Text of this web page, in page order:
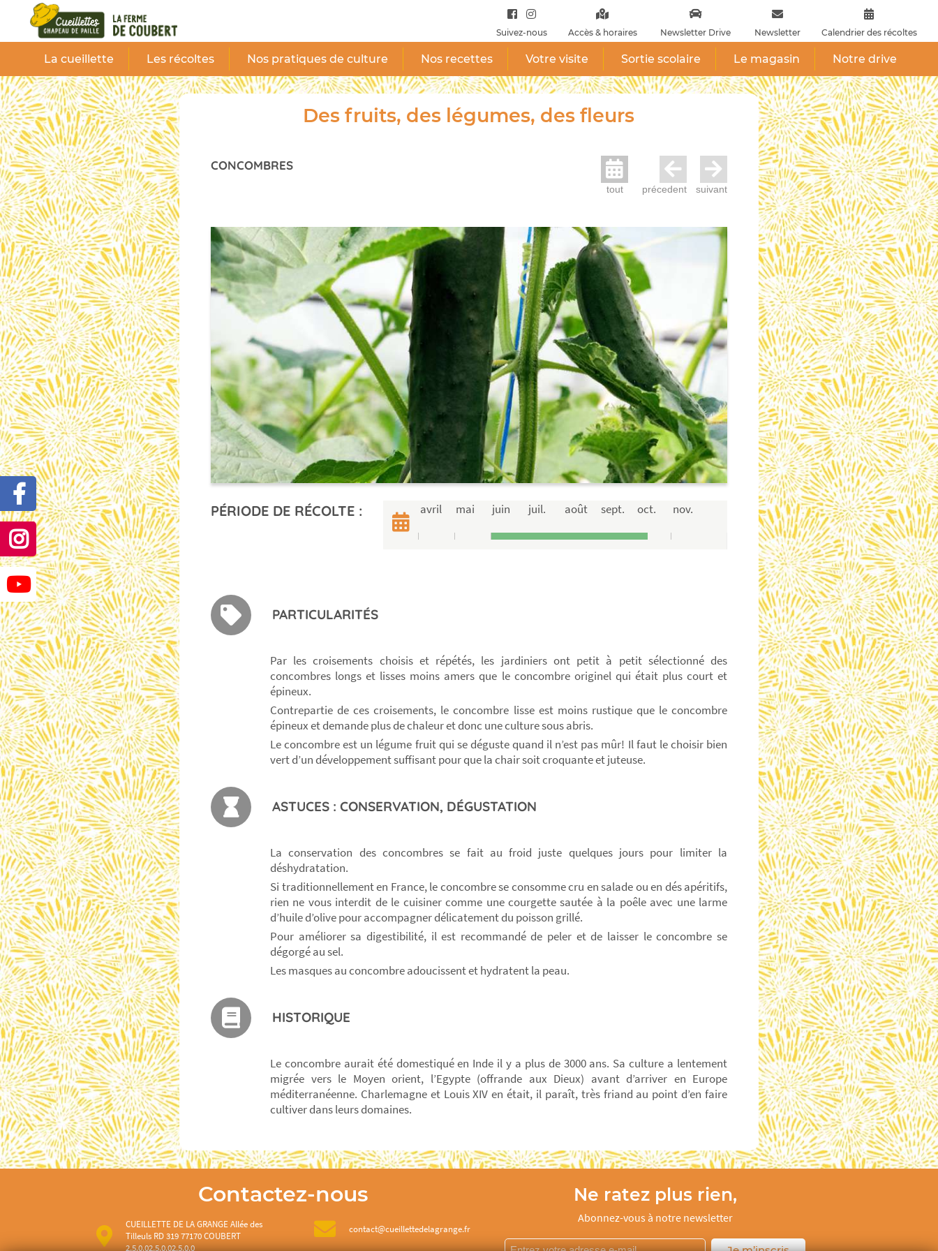
Suivez-nous Accès & horaires Newsletter Drive Newsletter Calendrier des récoltes
La cueillette Les récoltes Nos pratiques de culture Nos recettes Votre visite Sortie scolaire Le magasin Notre drive
Des fruits, des légumes, des fleurs
CONCOMBRES
tout précedent suivant
PÉRIODE DE RÉCOLTE : avril mai juin juil. août sept. oct. nov.
PARTICULARITÉS
Par les croisements choisis et répétés, les jardiniers ont petit à petit sélectionné des
concombres longs et lisses moins amers que le concombre originel qui était plus court et
épineux.
Contrepartie de ces croisements, le concombre lisse est moins rustique que le concombre
épineux et demande plus de chaleur et donc une culture sous abris.
Le concombre est un légume fruit qui se déguste quand il n’est pas mûr! Il faut le choisir bien
vert d’un développement suffisant pour que la chair soit croquante et juteuse.
ASTUCES : CONSERVATION, DÉGUSTATION
La conservation des concombres se fait au froid juste quelques jours pour limiter la
déshydratation.
Si traditionnellement en France, le concombre se consomme cru en salade ou en dés apéritifs,
rien ne vous interdit de le cuisiner comme une courgette sautée à la poêle avec une larme
d’huile d’olive pour accompagner délicatement du poisson grillé.
Pour améliorer sa digestibilité, il est recommandé de peler et de laisser le concombre se
dégorgé au sel.
Les masques au concombre adoucissent et hydratent la peau.
HISTORIQUE
Le concombre aurait été domestiqué en Inde il y a plus de 3000 ans. Sa culture a lentement
migrée vers le Moyen orient, l’Egypte (offrande aux Dieux) avant d’arriver en Europe
méditerranéenne. Charlemagne et Louis XIV en était, il paraît, très friand au point d’en faire
cultiver dans leurs domaines.
Contactez-nous
CUEILLETTE DE LA GRANGE Allée des
Tilleuls RD 319 77170 COUBERT
2.5.0.02.5.0.02.5.0.0
contact@cueillettedelagrange.fr
Ne ratez plus rien,
Abonnez-vous à notre newsletter
Panneau de gestion des cookies